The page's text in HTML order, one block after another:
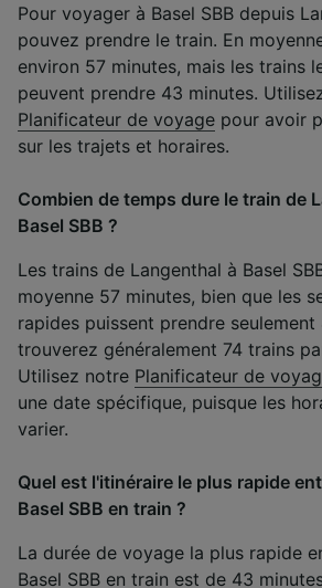
Pour voyager à Basel SBB depuis
pouvez prendre le train. En
environ 57 minutes, mais les trains
peuvent prendre 43 minutes.
Planificateur de voyage pour avoir
sur les trajets et horaires.
Combien de temps dure le train de
Basel SBB ?
Les trains de Langenthal à Basel
moyenne 57 minutes, bien que les
rapides puissent prendre
trouverez généralement 74 trains
Utilisez notre Planificateur de
une date spécifique, puisque les
varier.
Quel est l'itinéraire le plus rapide
Basel SBB en train ?
La durée de voyage la plus rapide
Basel SBB en train est de 43